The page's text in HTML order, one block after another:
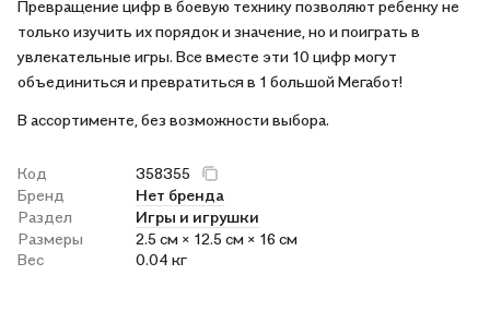
Превращение цифр в боевую технику позволяют ребенку не
только изучить их порядок и значение, но и поиграть в
увлекательные игры. Все вместе эти 10 цифр могут
объединиться и превратиться в 1 большой Мегабот!
В ассортименте, без возможности выбора.
Код
358355
Бренд
Нет бренда
Раздел
Игры и игрушки
Размеры
2.5 см × 12.5 см × 16 см
Вес
0.04 кг